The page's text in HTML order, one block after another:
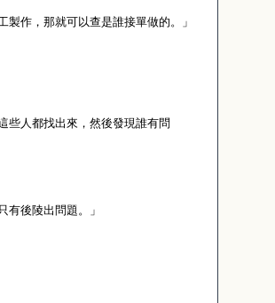
作，那就可以查是誰接單做的。」
些人都找出來，然後發現誰有問
有後陵出問題。」